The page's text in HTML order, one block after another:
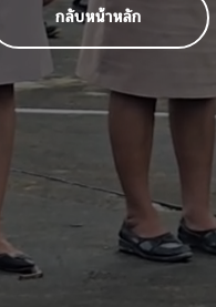
กลับหน้าหลัก